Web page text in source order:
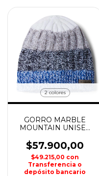
2 colores
GORRO MARBLE
MOUNTAIN UNISEX
$57.900,00
$49.215,00 con
Transferencia o
depósito bancario